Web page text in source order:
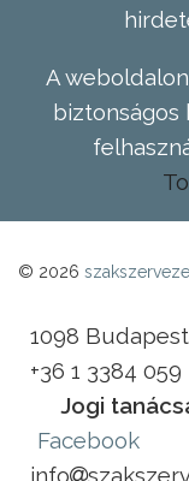
A
© 2026
1098
+36 1 3384 059
Jogi
Facebook
info